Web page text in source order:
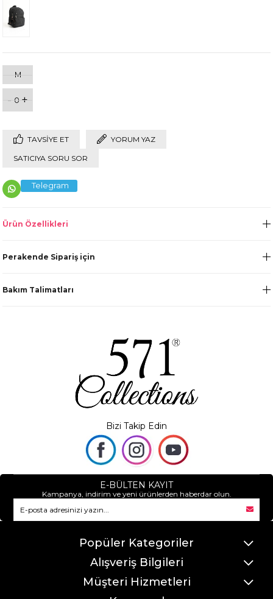
M
- 0 +
TAVSIYE ET YORUM YAZ
SATICIYA SORU SOR
Telegram
Ürün Özellikleri
Perakende Sipariş için
Bakım Talimatları
Bizi Takip Edin
E-BÜLTEN KAYIT
Kampanya, indirim ve yeni ürünlerden haberdar olun.
Popüler Kategoriler
Alışveriş Bilgileri
Müşteri Hizmetleri